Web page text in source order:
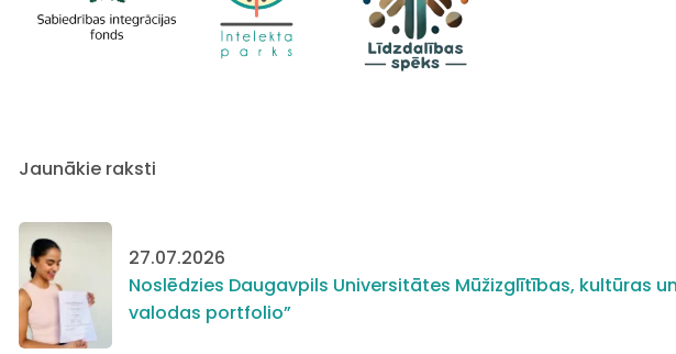
Jaunākie raksti
27.07.2026
Noslēdzies Daugavpils Universitātes Mūžizglītības, kultūras
valodas portfolio”